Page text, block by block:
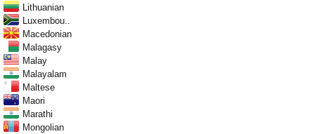
Lithuanian
Luxembou..
Macedonian
Malagasy
Malay
Malayalam
Maltese
Maori
Marathi
Mongolian